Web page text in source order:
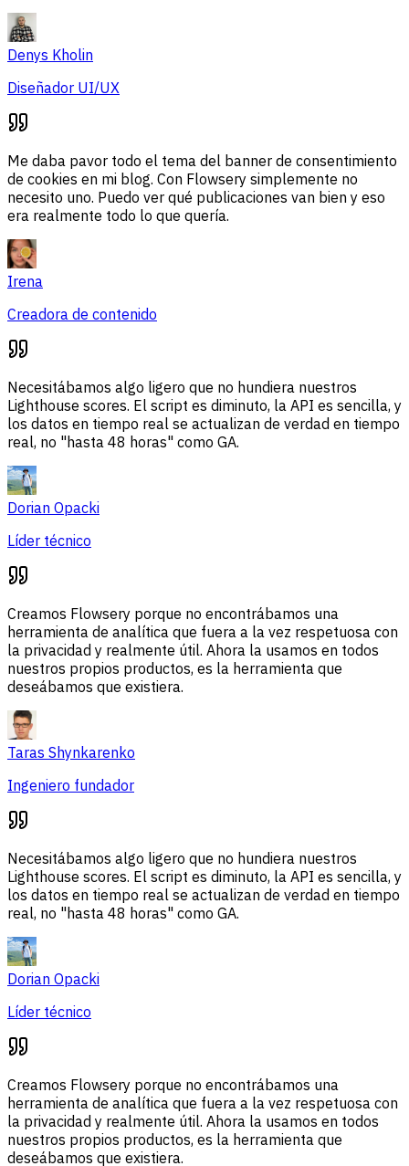
Denys Kholin
Diseñador UI/UX
Me daba pavor todo el tema del banner de consentimiento
de cookies en mi blog. Con Flowsery simplemente no
necesito uno. Puedo ver qué publicaciones van bien y eso
era realmente todo lo que quería.
Irena
Creadora de contenido
Necesitábamos algo ligero que no hundiera nuestros
Lighthouse scores. El script es diminuto, la API es sencilla, y
los datos en tiempo real se actualizan de verdad en tiempo
real, no "hasta 48 horas" como GA.
Dorian Opacki
Líder técnico
Creamos Flowsery porque no encontrábamos una
herramienta de analítica que fuera a la vez respetuosa con
la privacidad y realmente útil. Ahora la usamos en todos
nuestros propios productos, es la herramienta que
deseábamos que existiera.
Taras Shynkarenko
Ingeniero fundador
Necesitábamos algo ligero que no hundiera nuestros
Lighthouse scores. El script es diminuto, la API es sencilla, y
los datos en tiempo real se actualizan de verdad en tiempo
real, no "hasta 48 horas" como GA.
Dorian Opacki
Líder técnico
Creamos Flowsery porque no encontrábamos una
herramienta de analítica que fuera a la vez respetuosa con
la privacidad y realmente útil. Ahora la usamos en todos
nuestros propios productos, es la herramienta que
deseábamos que existiera.